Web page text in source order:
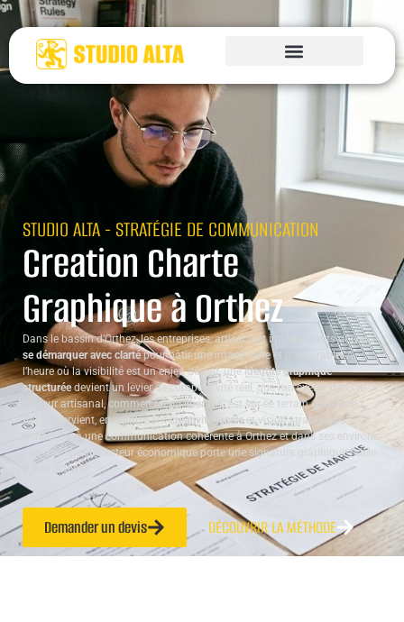
STUDIO ALTA - STRATÉGIE DE COMMUNICATION
Creation Charte
Graphique à Orthez
Dans le bassin d’Orthez, les entreprises, artisans et indépendants doivent
se démarquer avec clartépour bâtir une image forte et mémorable. À
l’heure où la visibilité est un enjeu décisif, uneidentité graphique
structuréedevient un levier de compétitivité réel, que l’on exerce dans le
secteur artisanal, commercial ou libéral. C’est sur ce terrain que Studio
ALTA intervient, en combinantcréativité localeet vision stratégique :
donner vie à une communication cohérente à Orthez et dans ses environs,
afin que chaque acteur économique porte une signature graphique fidèle
à son activité.
Demander un devis DÉCOUVRIR LA MÉTHODE